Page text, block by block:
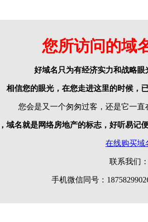
您所访问的域
好域名只为有经济实力和战略
相信您的眼光，在您走进这里的时候，
您会是又一个匆匆过客，还是它一
域名就是网络房地产的标志，好听易记
在线购买域
联系我们
手机微信同号：